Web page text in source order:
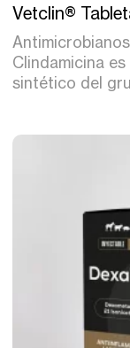
Tratamiento
Vetclin®
Clindamicina
sintético del